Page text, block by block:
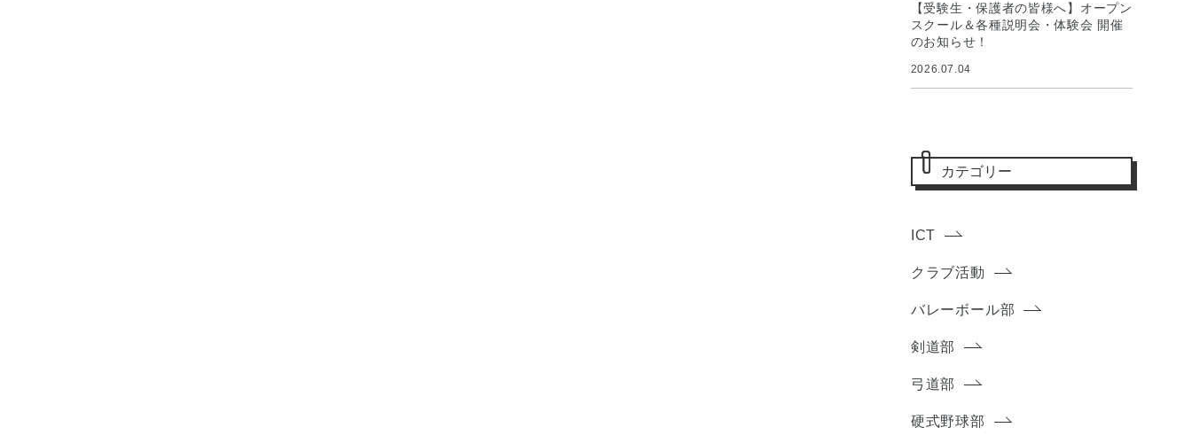
【受験生・保護者の皆様へ】オープン
スクール＆各種説明会・体験会 開催
のお知らせ！
2026.07.04
カテゴリー
ICT
クラブ活動
バレーボール部
剣道部
弓道部
硬式野球部